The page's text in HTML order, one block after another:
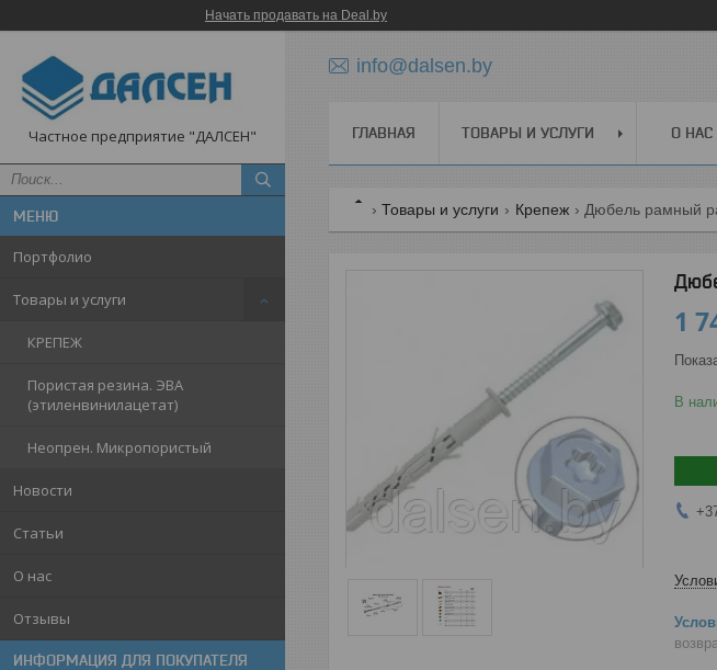
Начать продавать на Deal.by
Частное предприятие "ДАЛСЕН"
Портфолио
Товары и услуги
КРЕПЕЖ
Пористая резина. ЭВА
(этиленвинилацетат)
Неопрен. Микропористый
Новости
Статьи
О нас
Отзывы
ИНФОРМАЦИЯ ДЛЯ ПОКУПАТЕЛЯ
info@dalsen.by
ГЛАВНАЯ ТОВАРЫ И УСЛУГИ О НАС
Товары и услуги Крепеж Дюбель рамный
1
В